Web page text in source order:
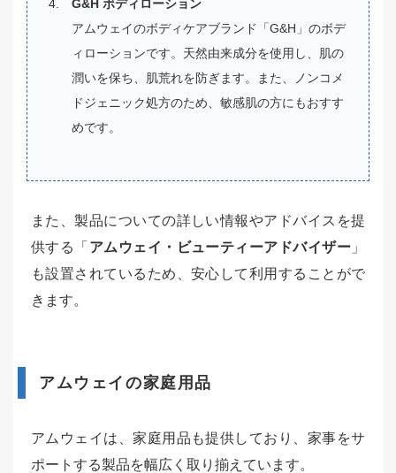
G&H ボディローション
アムウェイのボディケアブランド「G&H」のボデ
ィローションです。天然由来成分を使用し、肌の
潤いを保ち、肌荒れを防ぎます。また、ノンコメ
ドジェニック処方のため、敏感肌の方にもおすす
めです。
また、製品についての詳しい情報やアドバイスを提
供する「 アムウェイ・ビューティーアドバイザー 」
も設置されているため、安心して利用することがで
きます。
アムウェイの家庭用品
アムウェイは、家庭用品も提供しており、家事をサ
ポートする製品を幅広く取り揃えています。